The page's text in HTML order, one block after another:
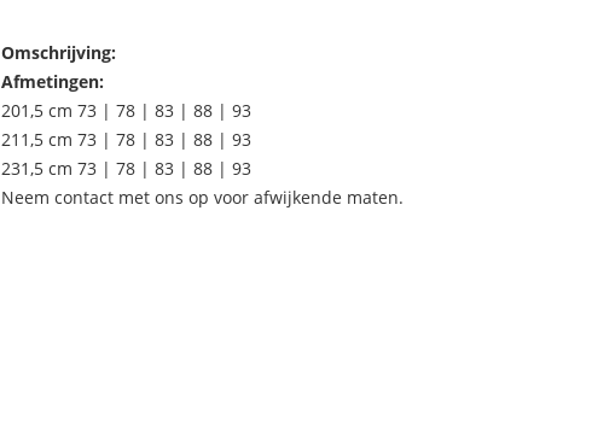
Omschrijving:
Afmetingen:
201,5 cm 73 | 78 | 83 | 88 | 93
211,5 cm 73 | 78 | 83 | 88 | 93
231,5 cm 73 | 78 | 83 | 88 | 93
Neem contact met ons op voor afwijkende maten.